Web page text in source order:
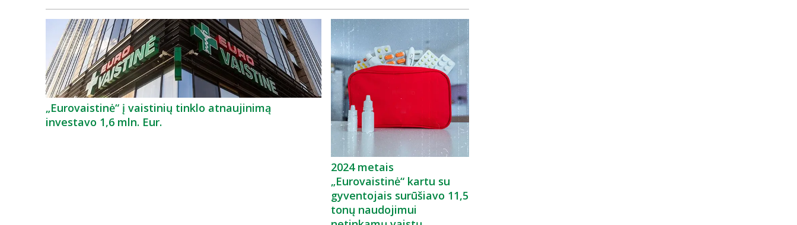
„Eurovaistinė“ į vaistinių tinklo atnaujinimą
investavo 1,6 mln. Eur.
2024 metais
„Eurovaistinė“ kartu su
gyventojais surūšiavo 11,5
tonų naudojimui